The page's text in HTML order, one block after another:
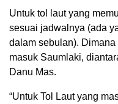
Untuk tol laut yang
sesuai jadwalnya (ada
dalam sebulan).
masuk Saumlaki,
Danu Mas.
“Untuk Tol Laut yang